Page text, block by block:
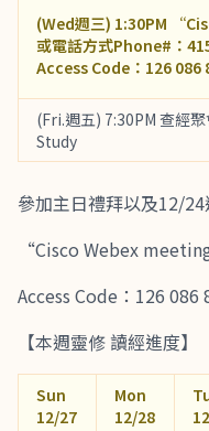
(Wed週三) 1:30PM
或電話方式Phone#：
Access Code：126 086
(Fri.週五) 7:30PM 查經
Study
參加主日禮拜以及12/
“Cisco Webex
Access Code：126 086
【本週靈修 讀經進度】
Sun
12/27
Mon
12/28